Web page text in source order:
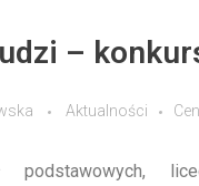
–
Aktualności
podstawowych,